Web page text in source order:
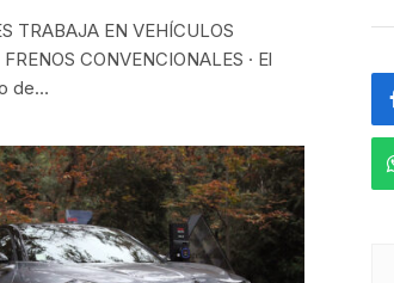
TRABAJA EN VEHÍCULOS
CONVENCIONALES · El
de…